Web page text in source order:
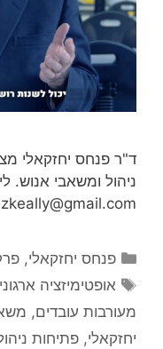
ד"ר פנחס יחזקאלי
קטגוריות
פנחס יחזקאלי,
תגיות
אופטימיזציה
מעורבות עובדים,
יחזקאלי, פתיחות